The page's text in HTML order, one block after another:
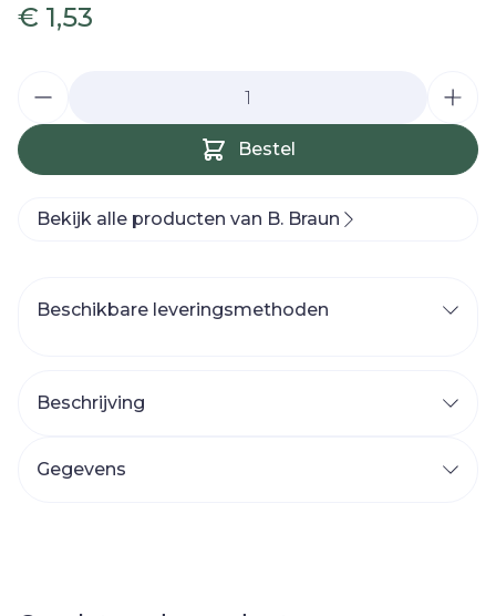
€ 1,53
Bestel
Bekijk alle producten van B. Braun
Beschikbare leveringsmethoden
Beschrijving
Gegevens